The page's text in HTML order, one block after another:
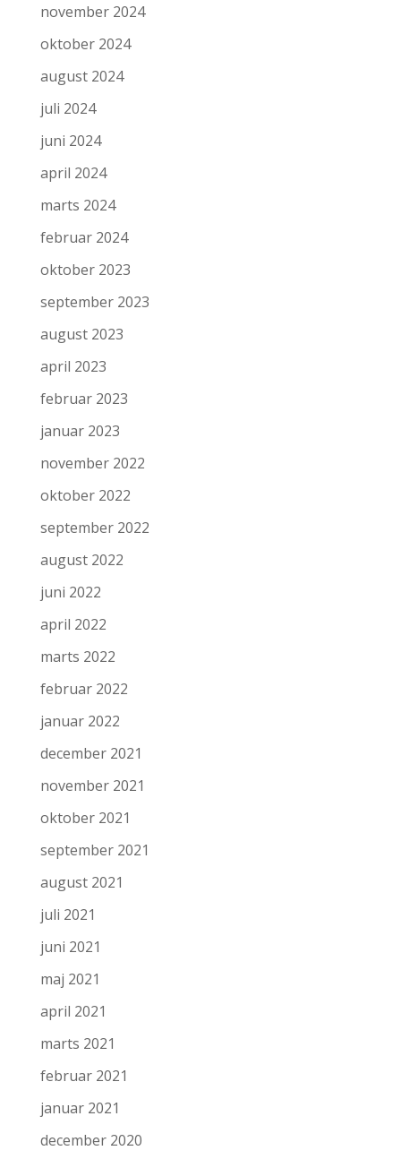
november 2024
oktober 2024
august 2024
juli 2024
juni 2024
april 2024
marts 2024
februar 2024
oktober 2023
september 2023
august 2023
april 2023
februar 2023
januar 2023
november 2022
oktober 2022
september 2022
august 2022
juni 2022
april 2022
marts 2022
februar 2022
januar 2022
december 2021
november 2021
oktober 2021
september 2021
august 2021
juli 2021
juni 2021
maj 2021
april 2021
marts 2021
februar 2021
januar 2021
december 2020